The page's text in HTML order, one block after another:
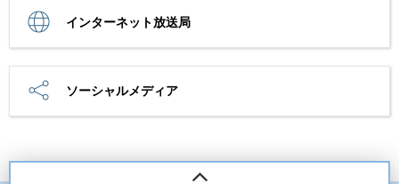
インターネット放送局
ソーシャルメディア